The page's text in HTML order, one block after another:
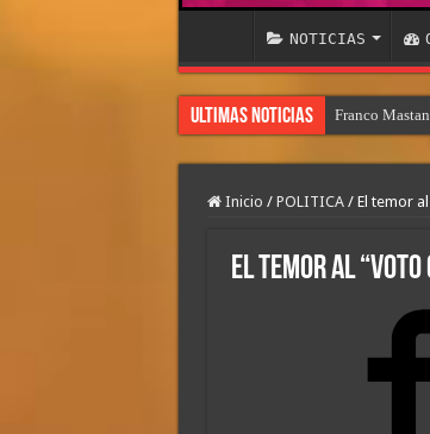
NOTICIAS
Ultimas Noticias Franco
Inicio / POLITICA / El temor
El temor al